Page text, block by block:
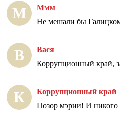
М Ммм
Не мешали бы
В Вася
Коррупционный край,
К Коррупционный край
Позор мэрии! И никого